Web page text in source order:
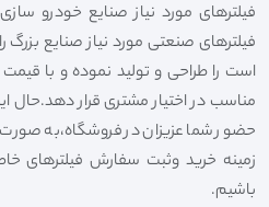
فیلترهای مورد نیاز صنایع خودرو
فیلترهای صنعتی مورد نیاز صنایع بزرگ
است را طراحی و تولید نموده و با
مناسب در اختیار مشتری قرار دهد.حال
حضور شما عزیزان در فروشگاه،به
زمینه خرید وثبت سفارش فیلترهای
باشیم.